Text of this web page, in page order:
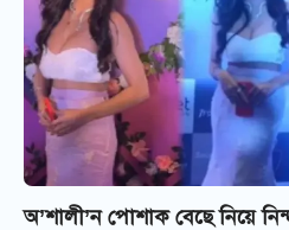
অ’শালী’ন পোশাক বেছে নিয়ে